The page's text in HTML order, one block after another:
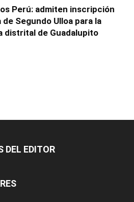
Perú: admiten inscripción
de Segundo Ulloa para la
distrital de Guadalupito
DEL EDITOR